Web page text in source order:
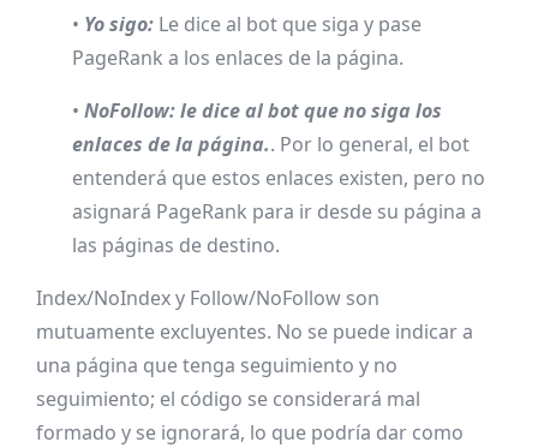
• Yo sigo: Le dice al bot que siga y pase
PageRank a los enlaces de la página.
• NoFollow: le dice al bot que no siga los
enlaces de la página.. Por lo general, el bot
entenderá que estos enlaces existen, pero no
asignará PageRank para ir desde su página a
las páginas de destino.
Index/NoIndex y Follow/NoFollow son
mutuamente excluyentes. No se puede indicar a
una página que tenga seguimiento y no
seguimiento; el código se considerará mal
formado y se ignorará, lo que podría dar como